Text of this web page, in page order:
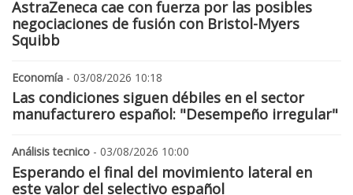
AstraZeneca cae con fuerza por las posibles
negociaciones de fusión con Bristol-Myers
Squibb
Economía - 03/08/2026 10:18
Las condiciones siguen débiles en el sector
manufacturero español: "Desempeño irregular"
Análisis tecnico - 03/08/2026 10:00
Esperando el final del movimiento lateral en
este valor del selectivo español